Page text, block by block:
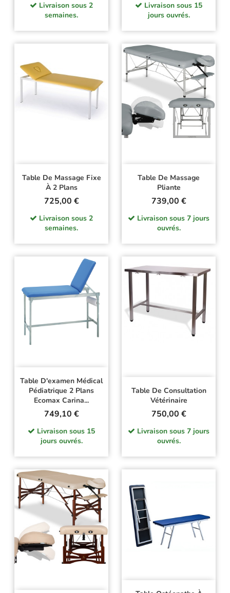
Livraison sous 2
semaines.
Livraison sous 15
jours ouvrés.
Table De Massage Fixe
À 2 Plans
Prix
725,00 €
Livraison sous 2
semaines.
Table De Massage
Pliante
Prix
739,00 €
Livraison sous 7 jours
ouvrés.
Table D'examen Médical
Pédiatrique 2 Plans
Ecomax Carina...
Prix
749,10 €
Livraison sous 15
jours ouvrés.
Table De Consultation
Vétérinaire
Prix
750,00 €
Livraison sous 7 jours
ouvrés.